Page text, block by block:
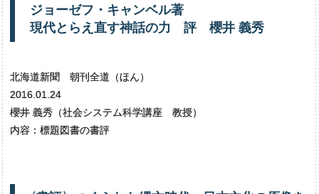
ジョーゼフ・ キャンベル著
現代とらえ 直す神話の力 評 櫻井 義秀
北海道新聞 朝刊全道（ほん）
2016.01.24
櫻井 義秀（社会システム科学講座 教授）
内容：標題図書の書評